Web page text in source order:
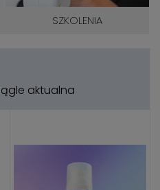
SZKOLENIA
aktualna